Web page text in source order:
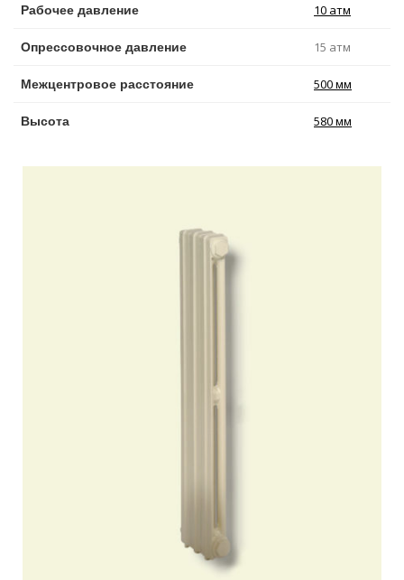
Рабочее давление 10 атм
Опрессовочное давление 15 атм
Межцентровое расстояние 500 мм
Высота 580 мм